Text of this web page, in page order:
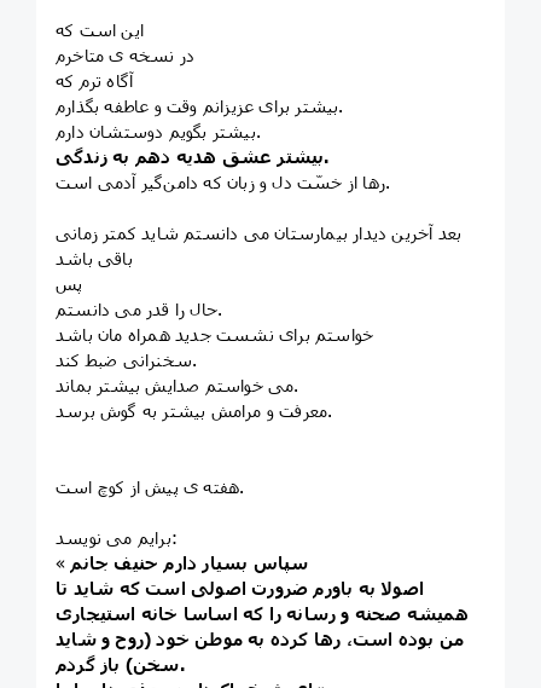
این است که
در نسخه ی متاخرم
آگاه ترم که
بیشتر برای عزیزانم وقت و عاطفه بگذارم.
بیشتر بگویم دوستشان دارم.
بیشتر عشق هدیه دهم به زندگی.
رها از خسّت دل و زبان که دامن‌گیر آدمی است.
بعد آخرین دیدار بیمارستان می دانستم شاید کمتر زمانی
باقی باشد
پس
حال را قدر می دانستم.
خواستم برای نشست جدید همراه مان باشد
سخنرانی ضبط کند.
می خواستم صدایش بیشتر بماند.
معرفت و مرامش بیشتر به گوش برسد.
هفته ی پیش از کوچ است.
برایم می نویسد:
« سپاس بسیار دارم حنیف جانم
اصولا به باورم ضرورت اصولی است که شاید تا
همیشه صحنه و رسانه را که اساسا خانه استیجاری
من بوده است، رها کرده به موطن خود (روح و شاید
سخن) باز گردم.